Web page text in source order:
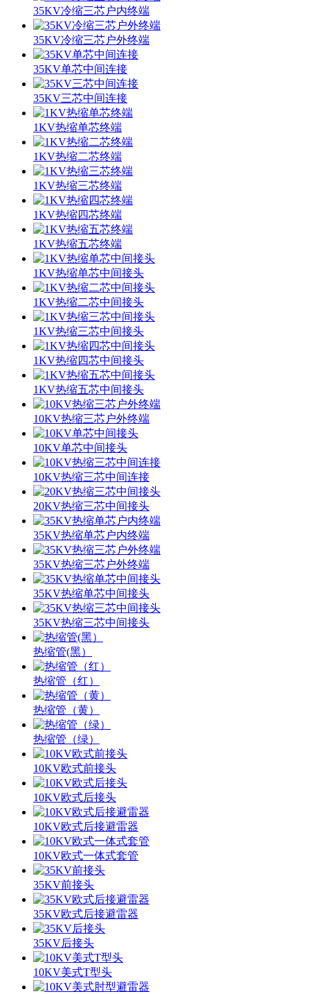
35KV冷缩三芯户内终端
35KV冷缩三芯户外终端
35KV单芯中间连接
35KV三芯中间连接
1KV热缩单芯终端
1KV热缩二芯终端
1KV热缩三芯终端
1KV热缩四芯终端
1KV热缩五芯终端
1KV热缩单芯中间接头
1KV热缩二芯中间接头
1KV热缩三芯中间接头
1KV热缩四芯中间接头
1KV热缩五芯中间接头
10KV热缩三芯户外终端
10KV单芯中间接头
10KV热缩三芯中间连接
20KV热缩三芯中间接头
35KV热缩单芯户内终端
35KV热缩三芯户外终端
35KV热缩单芯中间接头
35KV热缩三芯中间接头
热缩管(黑）
热缩管（红）
热缩管（黄）
热缩管（绿）
10KV欧式前接头
10KV欧式后接头
10KV欧式后接避雷器
10KV欧式一体式套管
35KV前接头
35KV欧式后接避雷器
35KV后接头
10KV美式T型头